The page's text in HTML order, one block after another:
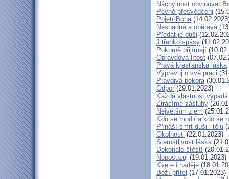
Náchylnost obviňovat
Pevně přesvědčeni
Pojetí Boha
Nesnadná a obětavá
Předat je duši
Jitřenko spásy
Pokorně přijímají
Opravdová lítost
Pravá křesťanská láska
Vypravuj o své práci
Pravdivá pokora
Odpor (29.01.2023)
Každá vlastnost
Ztrácíme zásluhy
Největším zlem
Kdo se modlí a kdo se
Přináší smrt duši i tělu
Okolnosti (22.01.2023)
Starostlivost láska
Dokonalé štěstí
Neposuzuj (19.01.2023)
Kvete i naděje
Boží přítel (17.01.2023)